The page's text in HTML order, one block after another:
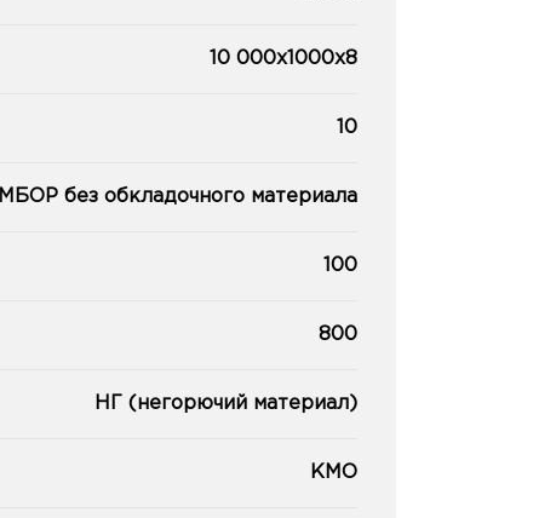
10 000х1000х8
10
МБОР без обкладочного материала
100
800
НГ (негорючий материал)
КМО